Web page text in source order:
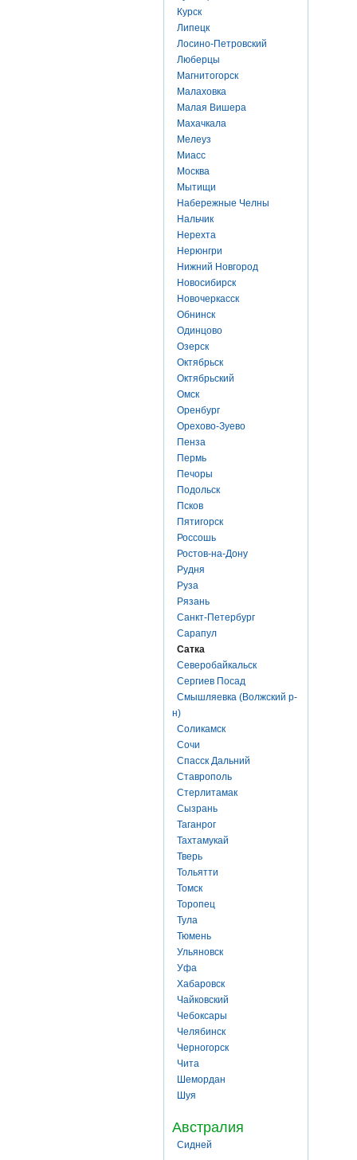
Курск
Липецк
Лосино-Петровский
Люберцы
Магнитогорск
Малаховка
Малая Вишера
Махачкала
Мелеуз
Миасс
Москва
Мытищи
Набережные Челны
Нальчик
Нерехта
Нерюнгри
Нижний Новгород
Новосибирск
Новочеркасск
Обнинск
Одинцово
Озерск
Октябрьск
Октябрьский
Омск
Оренбург
Орехово-Зуево
Пенза
Пермь
Печоры
Подольск
Псков
Пятигорск
Россошь
Ростов-на-Дону
Рудня
Руза
Рязань
Санкт-Петербург
Сарапул
Сатка
Северобайкальск
Сергиев Посад
Смышляевка (Волжский р-
н)
Соликамск
Сочи
Спасск Дальний
Ставрополь
Стерлитамак
Сызрань
Таганрог
Тахтамукай
Тверь
Тольятти
Томск
Торопец
Тула
Тюмень
Ульяновск
Уфа
Хабаровск
Чайковский
Чебоксары
Челябинск
Черногорск
Чита
Шемордан
Шуя
Австралия
Сидней